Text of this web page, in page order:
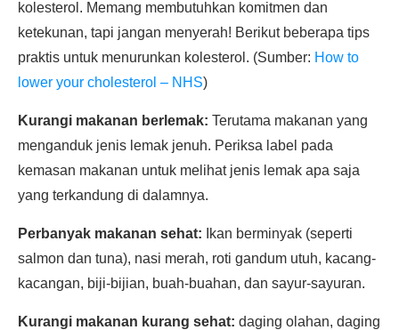
kolesterol. Memang membutuhkan komitmen dan
ketekunan, tapi jangan menyerah! Berikut beberapa tips
praktis untuk menurunkan kolesterol. (Sumber: How to
lower your cholesterol – NHS)
Kurangi makanan berlemak: Terutama makanan yang
menganduk jenis lemak jenuh. Periksa label pada
kemasan makanan untuk melihat jenis lemak apa saja
yang terkandung di dalamnya.
Perbanyak makanan sehat: Ikan berminyak (seperti
salmon dan tuna), nasi merah, roti gandum utuh, kacang-
kacangan, biji-bijian, buah-buahan, dan sayur-sayuran.
Kurangi makanan kurang sehat: daging olahan, daging